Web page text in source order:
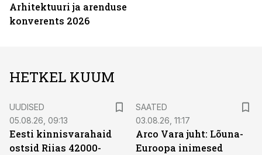
Arhitektuuri ja arenduse
konverents 2026
HETKEL KUUM
UUDISED
05.08.26, 09:13
Eesti kinnisvarahaid
ostsid Riias 42000-
SAATED
03.08.26, 11:17
Arco Vara juht: Lõuna-
Euroopa inimesed